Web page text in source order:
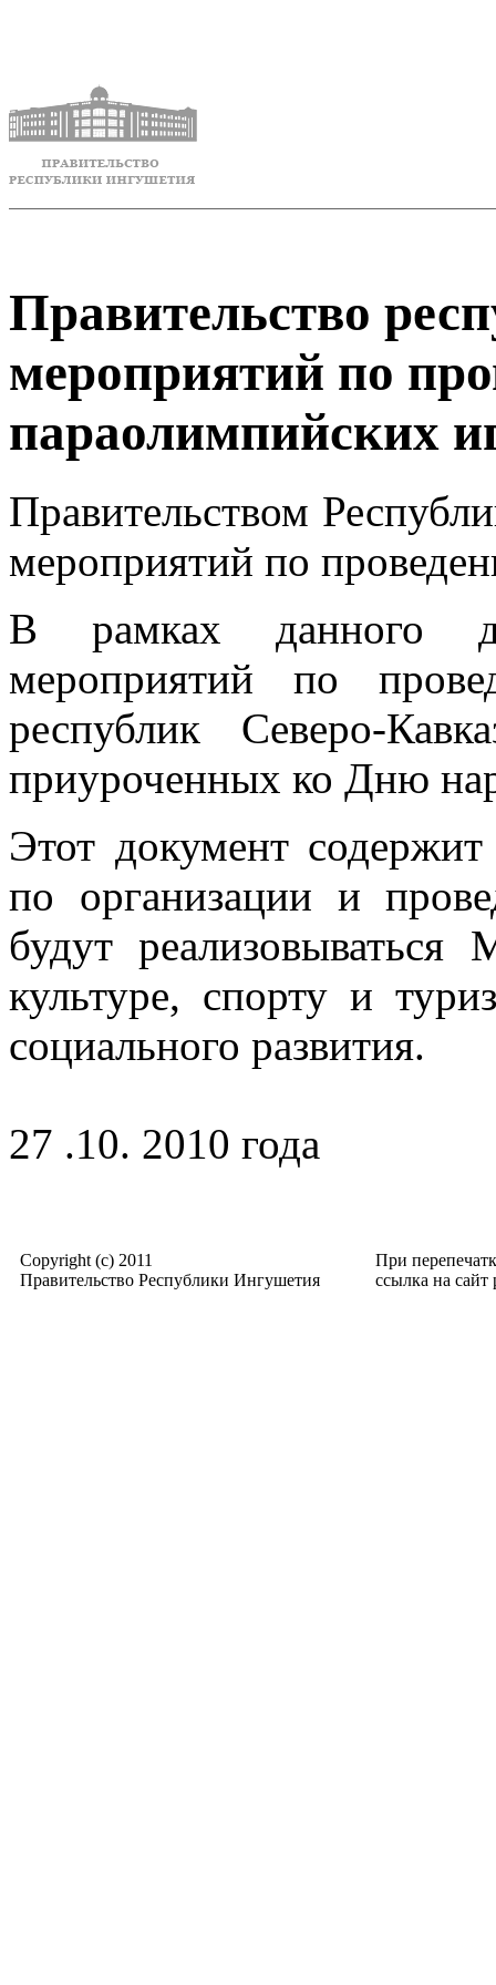
Правительство
мероприятий по
параолимпийских
Правительством
мероприятий по
В рамках данного
мероприятий по
республик Северо-
приуроченных ко Дню
Этот документ
по организации и
будут реализовываться
культуре, спорту и
социального развития.
27 .10. 2010 года
Copyright (c) 2011
Правительство Республики Ингушетия
При
ссылка на сайт